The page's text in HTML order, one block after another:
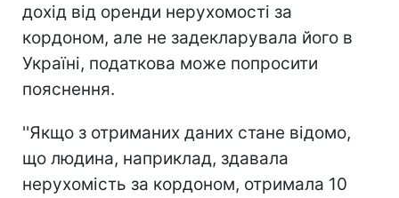
дохід від оренди нерухомості за
кордоном, але не задекларувала його в
Україні, податкова може попросити
пояснення.
''Якщо з отриманих даних стане відомо,
що людина, наприклад, здавала
нерухомість за кордоном, отримала 10